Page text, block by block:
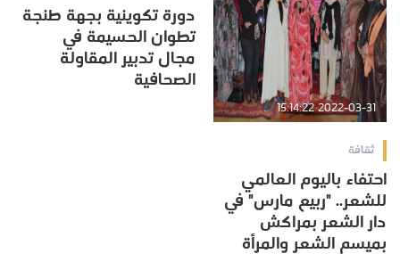
2022-03-31 15:14:22
ثقافة
احتفاء باليوم العالمي
للشعر.. "ربيع مارس" في
دار الشعر بمراكش
بميسم الشعر والمرأة
دورة تكوينية بجهة طنجة
تطوان الحسيمة في
مجال تدبير المقاولة
الصحافية